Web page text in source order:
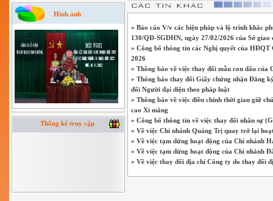
Hình ảnh
Thống kê truy cập
» Báo cáo V/v các biện pháp và lộ trình khắc
130/QĐ-SGDHN, ngày 27/02/2026 của Sở
» Công bố thông tin các Nghị quyết của
2026
» Thông báo về việc thay đổi mẫu con dấu của
» Thông báo thay đổi Giấy chứng nhận Đăng
đổi Người đại diện theo pháp luật
» Thông báo về việc điều chỉnh thời gian giữ
cao Xi măng
» Công bố thông tin về việc thay đổi nhân sự
» Về việc Chi nhánh Quảng Trị quay trở lại
» Về việc tạm dừng hoạt động của Chi nhánh
» Về việc tạm dừng hoạt động của Chi nhánh
» Về việc thay đổi địa chỉ Công ty do thay đổi